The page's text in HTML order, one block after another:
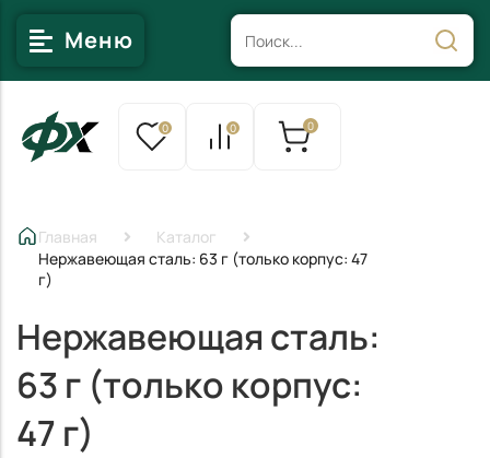
Меню
0 0 0
Главная
Каталог
Нержавеющая сталь: 63 г (только корпус: 47
г)
Нержавеющая сталь:
63 г (только корпус:
47 г)